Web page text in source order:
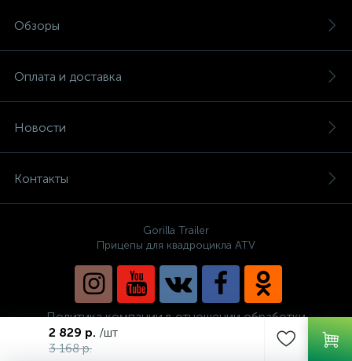
2 829 р. /шт
3 168 р.
Обзоры
Оплата и доставка
Новости
Контакты
Gorilla Trailer
Прицепы для квадроцикла ATV
Политика компании в отношении обработки
персональных данных